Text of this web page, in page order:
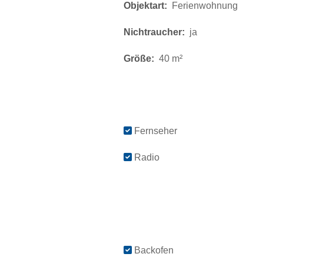
Objektart: Ferienwohnung
Nichtraucher: ja
Größe: 40 m²
Fernseher
Radio
Backofen